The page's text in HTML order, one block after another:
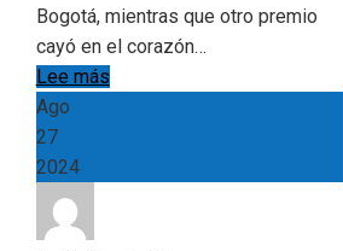
Bogotá, mientras que otro premio
cayó en el corazón…
Lee más
Ago
27
2024